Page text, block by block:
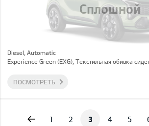
Сплошной
Diesel, Automatic
Experience Green (EXG), Текстильная обивка
ПОСМОТРЕТЬ
1 2 3 4 5